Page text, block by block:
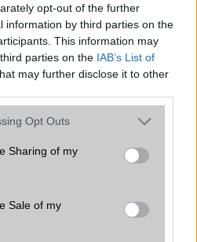
opt-out of the further
information by third parties on the
This information may
parties on the IAB’s List of
may further disclose it to other
app uses one or more Google
behaviour. You may click to
and its third-party tags to
purposes in below Google
Opt Outs
Sharing of my
Sale of my
alap szolgáltatás
nanoSIM
2
Van
felszereltségû változat!